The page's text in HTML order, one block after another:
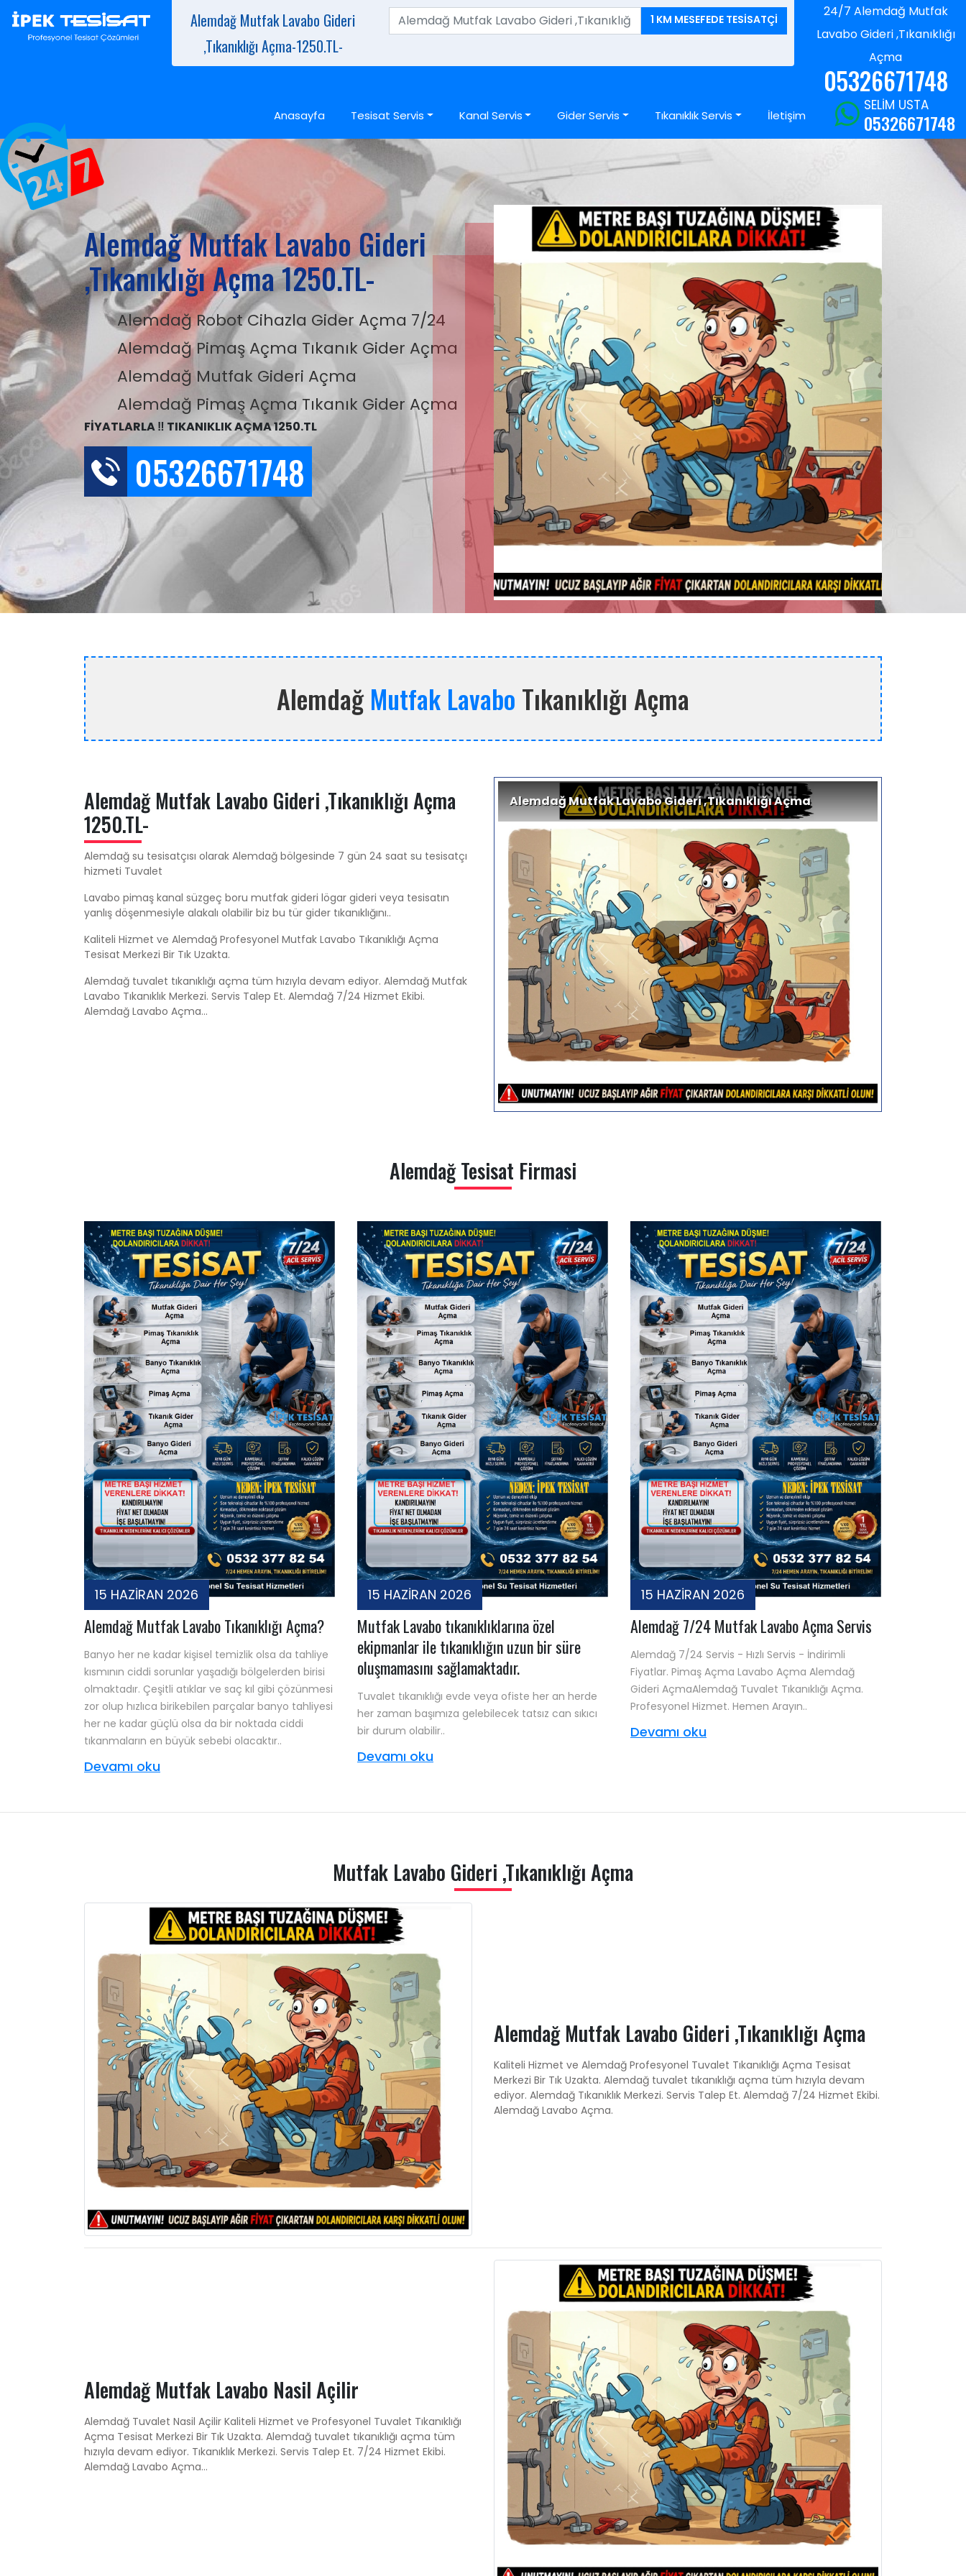
Alemdağ Mutfak Lavabo Gideri
,Tıkanıklığı Açma-1250.TL-
1 KM MESEFEDE TESİSATÇİ
24/7 Alemdağ Mutfak
Lavabo Gideri ,Tıkanıklığı
Açma
05326671748
Anasayfa Tesisat Servis Kanal Servis Gider Servis Tıkanıklık Servis İletişim
SELİM USTA
05326671748
Alemdağ Mutfak Lavabo Gideri
,Tıkanıklığı Açma 1250.TL-
Alemdağ Robot Cihazla Gider Açma 7/24
Alemdağ Pimaş Açma Tıkanık Gider Açma
Alemdağ Mutfak Gideri Açma
Alemdağ Pimaş Açma Tıkanık Gider Açma
FİYATLARLA ‼️ TIKANIKLIK AÇMA 1250.TL
05326671748
AlemdağMutfak Lavabo Tıkanıklığı Açma
Alemdağ Mutfak Lavabo Gideri ,Tıkanıklığı Açma
1250.TL-
Alemdağ su tesisatçısı olarak Alemdağ bölgesinde 7 gün 24 saat su tesisatçı
hizmeti Tuvalet
Lavabo pimaş kanal süzgeç boru mutfak gideri lögar gideri veya tesisatın
yanlış döşenmesiyle alakalı olabilir biz bu tür gider tıkanıklığını..
Kaliteli Hizmet ve Alemdağ Profesyonel Mutfak Lavabo Tıkanıklığı Açma
Tesisat Merkezi Bir Tık Uzakta.
Alemdağ tuvalet tıkanıklığı açma tüm hızıyla devam ediyor. Alemdağ Mutfak
Lavabo Tıkanıklık Merkezi. Servis Talep Et. Alemdağ 7/24 Hizmet Ekibi.
Alemdağ Lavabo Açma...
Alemdağ Mutfak Lavabo Gideri ,Tıkanıklığı Açma
Alemdağ Tesisat Firmasi
15 HAZİRAN 2026
Alemdağ Mutfak Lavabo Tıkanıklığı Açma?
Banyo her ne kadar kişisel temizlik olsa da tahliye
kısmının ciddi sorunlar yaşadığı bölgelerden birisi
olmaktadır. Çeşitli atıklar ve saç kıl gibi çözünmesi
zor olup hızlıca birikebilen parçalar banyo tahliyesi
her ne kadar güçlü olsa da bir noktada ciddi
tıkanmaların en büyük sebebi olacaktır..
Devamı oku
15 HAZİRAN 2026
Mutfak Lavabo tıkanıklıklarına özel
ekipmanlar ile tıkanıklığın uzun bir süre
oluşmamasını sağlamaktadır.
Tuvalet tıkanıklığı evde veya ofiste her an herde
her zaman başımıza gelebilecek tatsız can sıkıcı
bir durum olabilir..
Devamı oku
15 HAZİRAN 2026
Alemdağ 7/24 Mutfak Lavabo Açma Servis
Alemdağ 7/24 Servis - Hızlı Servis - İndirimli
Fiyatlar. Pimaş Açma Lavabo Açma Alemdağ
Gideri AçmaAlemdağ Tuvalet Tıkanıklığı Açma.
Profesyonel Hizmet. Hemen Arayın..
Devamı oku
Mutfak Lavabo Gideri ,Tıkanıklığı Açma
Alemdağ Mutfak Lavabo Gideri ,Tıkanıklığı Açma
Kaliteli Hizmet ve Alemdağ Profesyonel Tuvalet Tıkanıklığı Açma Tesisat
Merkezi Bir Tık Uzakta. Alemdağ tuvalet tıkanıklığı açma tüm hızıyla devam
ediyor. Alemdağ Tıkanıklık Merkezi. Servis Talep Et. Alemdağ 7/24 Hizmet Ekibi.
Alemdağ Lavabo Açma.
Alemdağ Mutfak Lavabo Nasil Açilir
Alemdağ Tuvalet Nasil Açilir Kaliteli Hizmet ve Profesyonel Tuvalet Tıkanıklığı
Açma Tesisat Merkezi Bir Tık Uzakta. Alemdağ tuvalet tıkanıklığı açma tüm
hızıyla devam ediyor. Tıkanıklık Merkezi. Servis Talep Et. 7/24 Hizmet Ekibi.
Alemdağ Lavabo Açma...